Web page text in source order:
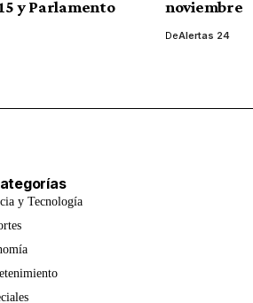
y Parlamento
noviembre
DeAlertas 24
y Tecnología